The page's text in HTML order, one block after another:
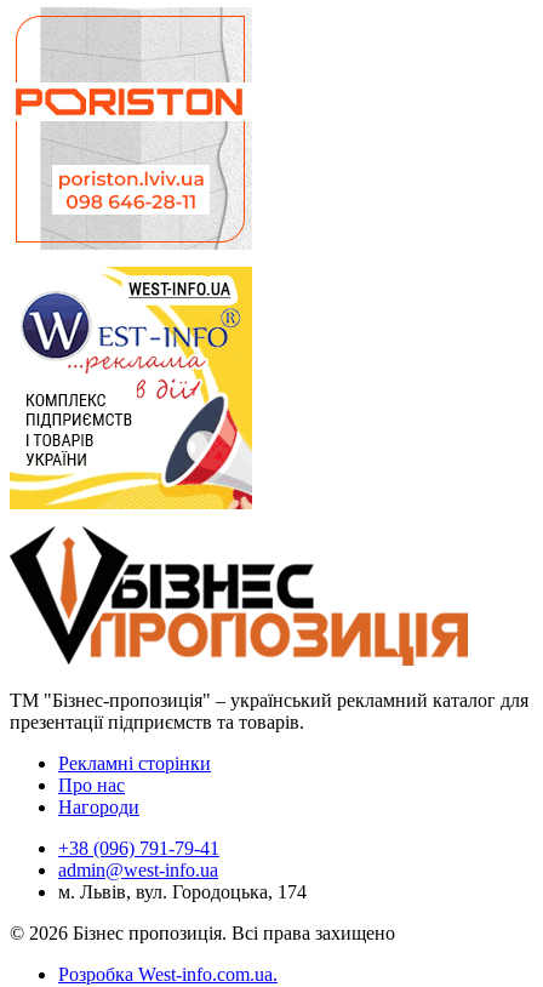
ТМ "Бізнес-пропозиція" – український рекламний каталог для
презентації підприємств та товарів.
Рекламні сторінки
Про нас
Нагороди
+38 (096) 791-79-41
admin@west-info.ua
м. Львів, вул. Городоцька, 174
© 2026 Бізнес пропозиція. Всі права захищено
Розробка West-info.com.ua.